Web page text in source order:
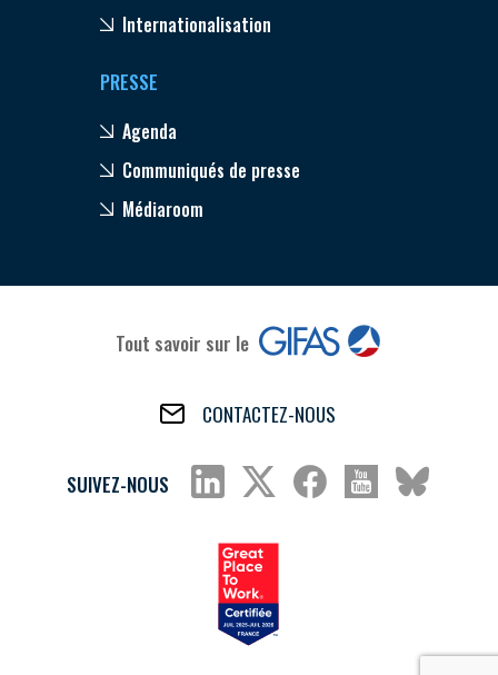
Internationalisation
PRESSE
Agenda
Communiqués de presse
Médiaroom
Tout savoir sur le
CONTACTEZ-NOUS
SUIVEZ-NOUS